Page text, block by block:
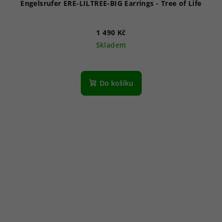
Engelsrufer ERE-LILTREE-BIG Earrings - Tree of Life
1 490 Kč
Skladem
Do košíku